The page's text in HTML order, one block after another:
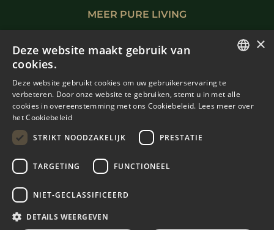
MEER PURE LIVING
MARBELLA TE KOOP
© COPYRIGHT 2008PURE LIVING PROPERTIES
COOKIEBELEID BUILT BY INMOBA
SPANISH
×
Deze website maakt gebruik van
cookies.
Deze website gebruikt cookies om uw gebruikerservaring te
verbeteren. Door onze website te gebruiken, stemt u in met alle
cookies in overeenstemming met ons Cookiebeleid. Lees meer over
het Cookiebeleid
STRIKT NOODZAKELIJK
PRESTATIE
TARGETING FUNCTIONEEL
NIET-GECLASSIFICEERD
DETAILS WEERGEVEN